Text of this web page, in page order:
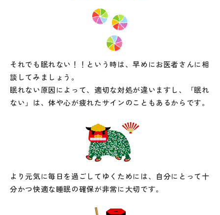
それでも眠れない！！という時は、早めにお医者さんに相
談してみましょう。
眠れない原因によって、適切な対処が違いますし、「眠れ
ない」は、体や心が疲れたサインのこともあるからです。
より元気に毎日を過ごしてゆくためには、自分にとって十
分かつ快適な睡眠の確保が非常に大切です。